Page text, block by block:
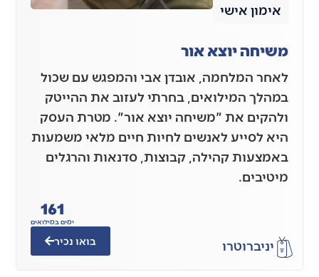
אימון אישי
משיחה יוצא אור
לאחר המלחמה, אובדן אבי והמפגש עם שכול
במהלך המילואים, בחרתי לעזוב את ההייטק
ולהקים את "משיחה יוצא אור". מטרת העסק
היא לסייע לאנשים לחיות חיים מלאי משמעות
באמצעות קהילה, קבוצות, סדנאות והרגלים
מיטיבים.
יניברוטרו
ימים במילואים
161
בואו נכיר